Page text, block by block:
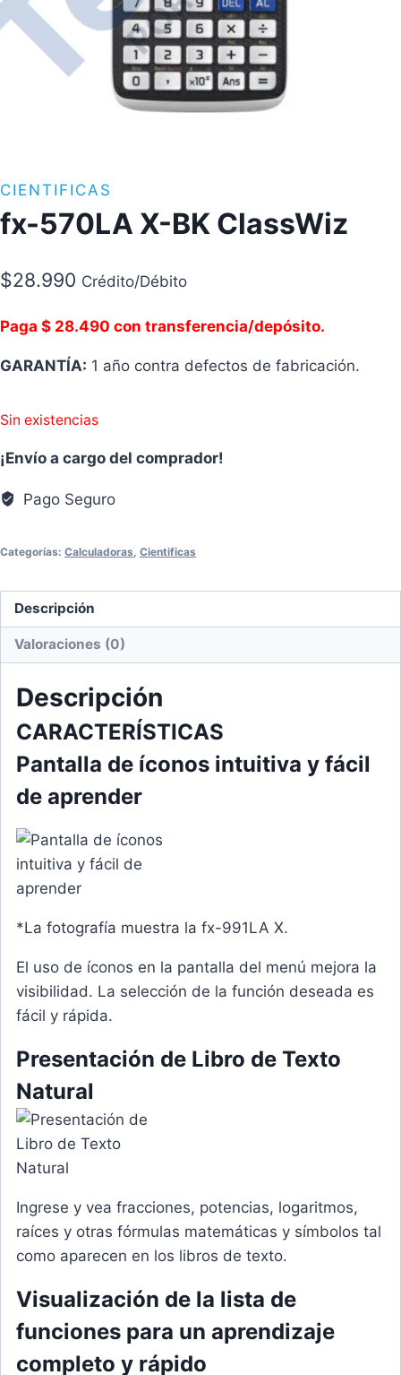
CIENTIFICAS
fx-570LA X-BK ClassWiz
$28.990 Crédito/Débito
Paga $ 28.490 con transferencia/depósito.
GARANTÍA: 1 año contra defectos de fabricación.
Sin existencias
¡Envío a cargo del comprador!
Pago Seguro
Categorías: Calculadoras Cientificas
Descripción
Valoraciones (0)
Descripción
CARACTERÍSTICAS
Pantalla de íconos intuitiva y fácil
de aprender
*La fotografía muestra la fx-991LA X.
El uso de íconos en la pantalla del menú mejora la
visibilidad. La selección de la función deseada es
fácil y rápida.
Presentación de Libro de Texto
Natural
Ingrese y vea fracciones, potencias, logaritmos,
raíces y otras fórmulas matemáticas y símbolos tal
como aparecen en los libros de texto.
Visualización de la lista de
funciones para un aprendizaje
completo y rápido